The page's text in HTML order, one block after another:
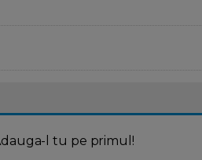
l tu pe primul!